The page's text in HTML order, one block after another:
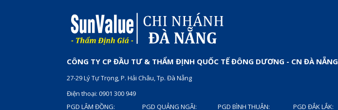
CÔNG TY CP ĐẦU TƯ & THẨM ĐỊNH QUỐC TẾ ĐÔNG DƯƠNG - CN ĐÀ NẴNG
27-29 Lý Tự Trọng, P. Hải Châu, Tp. Đà Nẵng
Điện thoại: 0901 300 949
PGD LÂM ĐỒNG:
PGD QUẢNG NGÃI: PGD BÌNH THUẬN: PGD ĐẮK LẮK: